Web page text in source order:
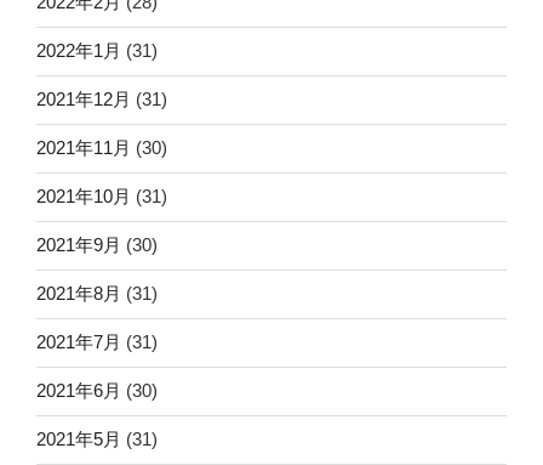
2022年1月 (31)
2021年12月 (31)
2021年11月 (30)
2021年10月 (31)
2021年9月 (30)
2021年8月 (31)
2021年7月 (31)
2021年6月 (30)
2021年5月 (31)